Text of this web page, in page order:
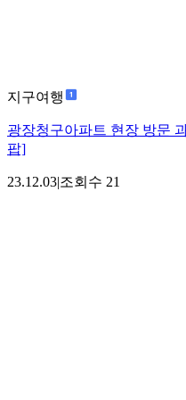
지구여행
광장청구아파트 현장 방문
팝]
23.12.03|조회수 21